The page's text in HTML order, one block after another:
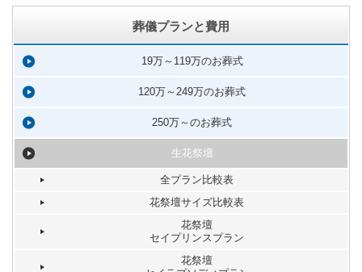
葬儀プランと費用
19万～119万のお葬式
120万～249万のお葬式
250万～のお葬式
生花祭壇
全プラン比較表
花祭壇サイズ比較表
花祭壇
セイプリンスプラン
花祭壇